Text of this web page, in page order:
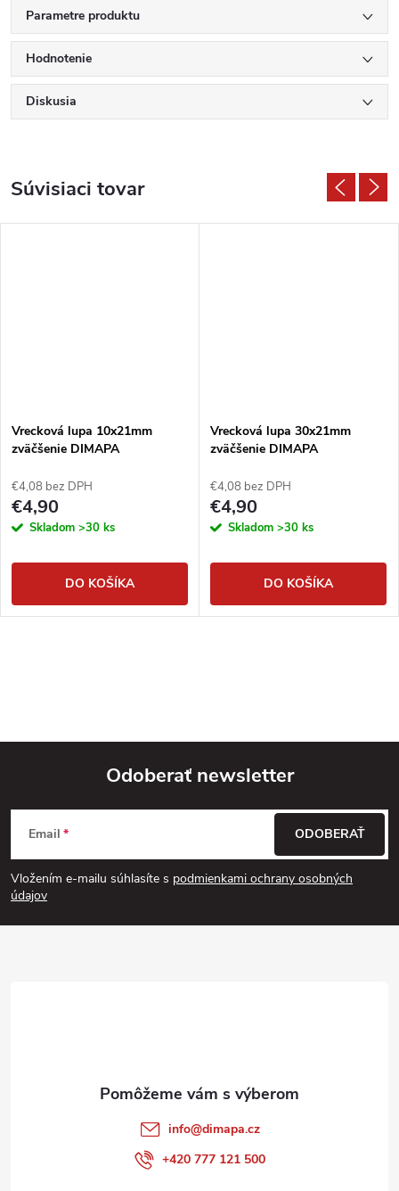
Parametre produktu
Hodnotenie
Diskusia
Súvisiaci tovar
Vrecková lupa 10x21mm
zväčšenie DIMAPA
€4,08 bez DPH
€4,90
Skladom >30 ks
DO KOŠÍKA
Vrecková lupa 30x21mm
zväčšenie DIMAPA
€4,08 bez DPH
€4,90
Skladom >30 ks
DO KOŠÍKA
Z
á
p
Odoberať newsletter
Email
Vložením e-mailu súhlasíte s podmienkami ochrany osobných
údajov
ODOBERAŤ
info@dimapa.cz
+420 777 121 500